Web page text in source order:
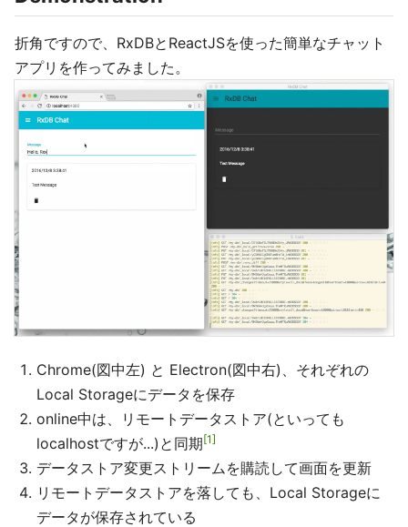
折角ですので、RxDBとReactJSを使った簡単なチャット
アプリを作ってみました。
Chrome(図中左) と Electron(図中右)、それぞれの
Local Storageにデータを保存
online中は、リモートデータストア(といっても
localhostですが...)と同期 1
データストア変更ストリームを購読して画面を更新
リモートデータストアを落しても、Local Storageに
データが保存されている